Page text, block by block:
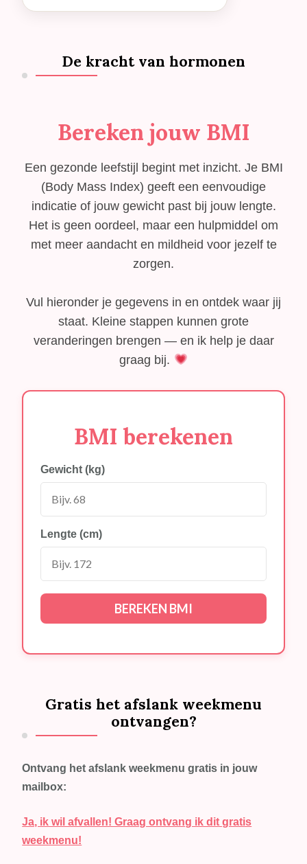
De kracht van hormonen
Bereken jouw BMI
Een gezonde leefstijl begint met inzicht. Je BMI
(Body Mass Index) geeft een eenvoudige
indicatie of jouw gewicht past bij jouw lengte.
Het is geen oordeel, maar een hulpmiddel om
met meer aandacht en mildheid voor jezelf te
zorgen.
Vul hieronder je gegevens in en ontdek waar jij
staat. Kleine stappen kunnen grote
veranderingen brengen — en ik help je daar
graag bij.
BMI berekenen
Gewicht (kg)
Lengte (cm)
BEREKEN BMI
Gratis het afslank weekmenu
ontvangen?
Ontvang het afslank weekmenu gratis in jouw
mailbox:
Ja, ik wil afvallen! Graag ontvang ik dit gratis
weekmenu!